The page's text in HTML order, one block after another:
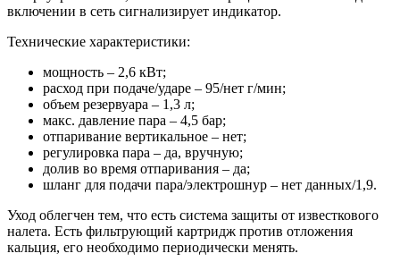
включении в сеть сигнализирует индикатор.
Технические характеристики:
мощность – 2,6 кВт;
расход при подаче/ударе – 95/нет г/мин;
объем резервуара – 1,3 л;
макс. давление пара – 4,5 бар;
отпаривание вертикальное – нет;
регулировка пара – да, вручную;
долив во время отпаривания – да;
шланг для подачи пара/электрошнур – нет данных/1,9.
Уход облегчен тем, что есть система защиты от известкового
налета. Есть фильтрующий картридж против отложения
кальция, его необходимо периодически менять.